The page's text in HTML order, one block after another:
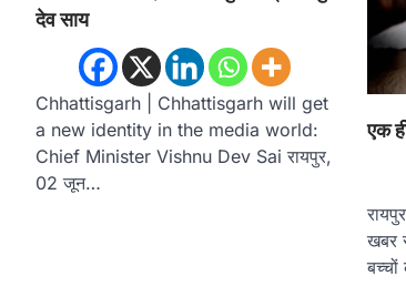
देव साय
Chhattisgarh | Chhattisgarh will get
a new identity in the media world:
Chief Minister Vishnu Dev Sai रायपुर,
02 जून…
एक
खबर